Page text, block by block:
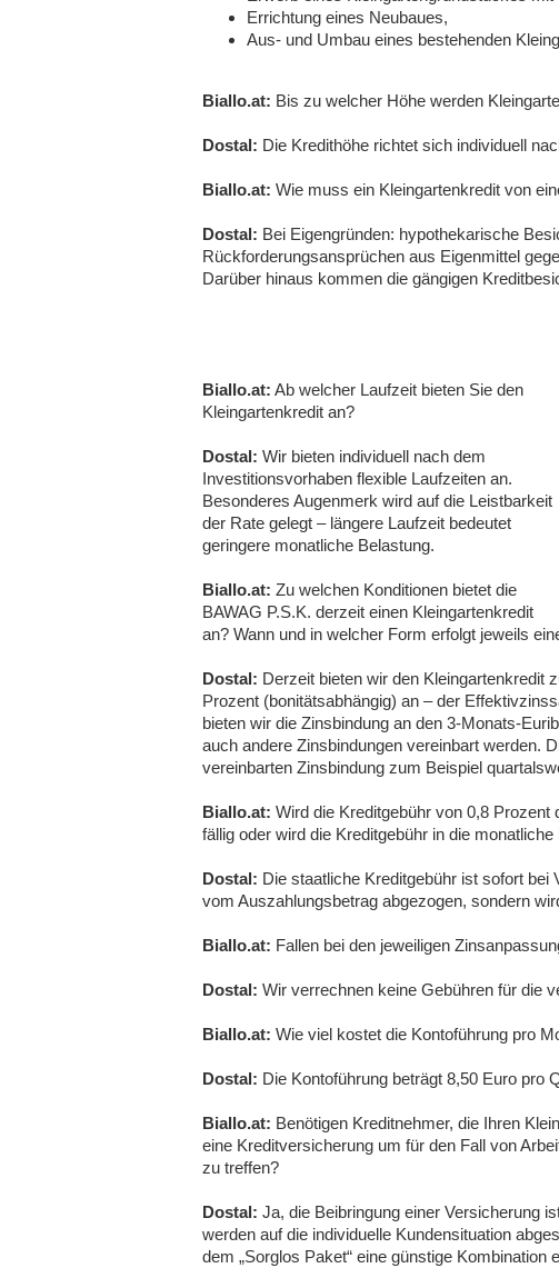
Errichtung eines Neubaues,
Aus- und Umbau eines bestehenden
Biallo.at: Bis zu welcher Höhe werden
Dostal: Die Kredithöhe richtet sich individuell
Biallo.at: Wie muss ein Kleingartenkredit von
Dostal: Bei Eigengründen: hypothekarische
Rückforderungsansprüchen aus Eigenmittel
Darüber hinaus kommen die gängigen
Biallo.at: Ab welcher Laufzeit bieten Sie den
Kleingartenkredit an?
Dostal: Wir bieten individuell nach dem
Investitionsvorhaben flexible Laufzeiten an.
Besonderes Augenmerk wird auf die Leistbarkeit
der Rate gelegt – längere Laufzeit bedeutet
geringere monatliche Belastung.
Biallo.at: Zu welchen Konditionen bietet die
BAWAG P.S.K. derzeit einen Kleingartenkredit
an? Wann und in welcher Form erfolgt jeweils
Dostal: Derzeit bieten wir den Kleingartenkredit
Prozent (bonitätsabhängig) an – der
bieten wir die Zinsbindung an den 3-Monats-
auch andere Zinsbindungen vereinbart werden.
vereinbarten Zinsbindung zum Beispiel
Biallo.at: Wird die Kreditgebühr von 0,8
fällig oder wird die Kreditgebühr in die
Dostal: Die staatliche Kreditgebühr ist sofort
vom Auszahlungsbetrag abgezogen, sondern
Biallo.at: Fallen bei den jeweiligen
Dostal: Wir verrechnen keine Gebühren für die
Biallo.at: Wie viel kostet die Kontoführung pro
Dostal: Die Kontoführung beträgt 8,50 Euro pro
Biallo.at: Benötigen Kreditnehmer, die Ihren
eine Kreditversicherung um für den Fall von
zu treffen?
Dostal: Ja, die Beibringung einer Versicherung
werden auf die individuelle Kundensituation
dem „Sorglos Paket“ eine günstige